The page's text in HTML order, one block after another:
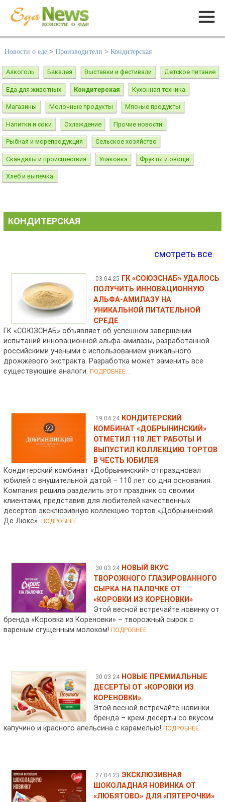
Меню
Новости о еде > Производители > Кондитерская
Алкоголь Бакалея Выставки и фестивали Детское питание
Еда для животных Кондитерская Кухонная техника
Магазины Молочные продукты Мясные продукты
Напитки и соки Охлаждение Прочие новости
Рыбная и морепродукция Сельское хозяйство
Скандалы и происшествия Упаковка Фрукты и овощи
Хлеб и выпечка
КОНДИТЕРСКАЯ
смотреть все
03.04.25 ГК «СОЮЗСНАБ» УДАЛОСЬ
ПОЛУЧИТЬ ИННОВАЦИОННУЮ
АЛЬФА-АМИЛАЗУ НА
УНИКАЛЬНОЙ ПИТАТЕЛЬНОЙ
СРЕДЕ
ГК «СОЮЗСНАБ» объявляет об успешном завершении
испытаний инновационной альфа-амилазы, разработанной
российскими учеными с использованием уникального
дрожжевого экстракта. Разработка может заменить все
существующие аналоги.ПОДРОБНЕЕ...
19.04.24 КОНДИТЕРСКИЙ
КОМБИНАТ «ДОБРЫНИНСКИЙ»
ОТМЕТИЛ 110 ЛЕТ РАБОТЫ И
ВЫПУСТИЛ КОЛЛЕКЦИЮ ТОРТОВ
В ЧЕСТЬ ЮБИЛЕЯ
Кондитерский комбинат «Добрынинский» отпраздновал
юбилей с внушительной датой – 110 лет со дня основания.
Компания решила разделить этот праздник со своими
клиентами, представив для любителей качественных
десертов эксклюзивную коллекцию тортов «Добрынинский
Де Люкс».ПОДРОБНЕЕ...
30.03.24 НОВЫЙ ВКУС
ТВОРОЖНОГО ГЛАЗИРОВАННОГО
СЫРКА НА ПАЛОЧКЕ ОТ
«КОРОВКИ ИЗ КОРЕНОВКИ»
Этой весной встречайте новинку от
бренда «Коровка из Кореновки» – творожный сырок с
вареным сгущенным молоком!ПОДРОБНЕЕ...
30.03.24 НОВЫЕ ПРЕМИАЛЬНЫЕ
ДЕСЕРТЫ ОТ «КОРОВКИ ИЗ
КОРЕНОВКИ»
Этой весной встречайте новинки
бренда – крем-десерты со вкусом
капучино и красного апельсина с карамелью!ПОДРОБНЕЕ...
27.04.23 ЭКСКЛЮЗИВНАЯ
ШОКОЛАДНАЯ НОВИНКА ОТ
«ЛЮБЯТОВО» ДЛЯ «ПЯТЕРОЧКИ»